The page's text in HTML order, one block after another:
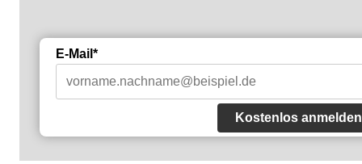
E-Mail*
Kostenlos anmelden